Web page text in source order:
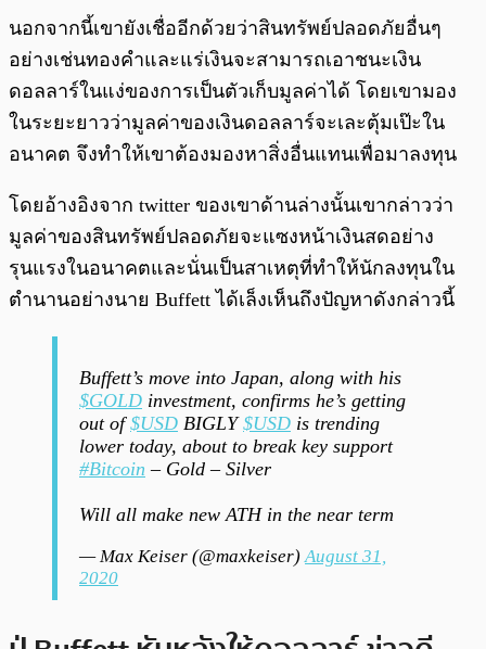
นอกจากนี้เขายังเชื่ออีกด้วยว่าสินทรัพย์ปลอดภัยอื่นๆ
อย่างเช่นทองคำและแร่เงินจะสามารถเอาชนะเงิน
ดอลลาร์ในแง่ของการเป็นตัวเก็บมูลค่าได้ โดยเขามอง
ในระยะยาวว่ามูลค่าของเงินดอลลาร์จะเละตุ้มเป๊ะใน
อนาคต จึงทำให้เขาต้องมองหาสิ่งอื่นแทนเพื่อมาลงทุน
โดยอ้างอิงจาก twitter ของเขาด้านล่างนั้นเขากล่าวว่า
มูลค่าของสินทรัพย์ปลอดภัยจะแซงหน้าเงินสดอย่าง
รุนแรงในอนาคตและนั่นเป็นสาเหตุที่ทำให้นักลงทุนใน
ตำนานอย่างนาย Buffett ได้เล็งเห็นถึงปัญหาดังกล่าวนี้
Buffett’s move into Japan, along with his
$GOLD investment, confirms he’s getting
out of$USD BIGLY$USD is trending
lower today, about to break key support
#Bitcoin – Gold – Silver
Will all make new ATH in the near term
— Max Keiser (@maxkeiser)August 31,
2020